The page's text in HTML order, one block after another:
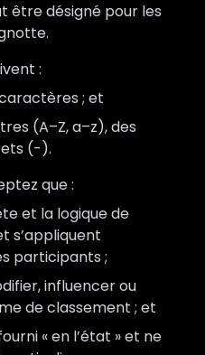
être désigné pour les
:
; et
(A–Z, a–z), des
(-).
que :
et la logique de
s’appliquent
participants ;
influencer ou
de classement ; et
« en l’état » et ne